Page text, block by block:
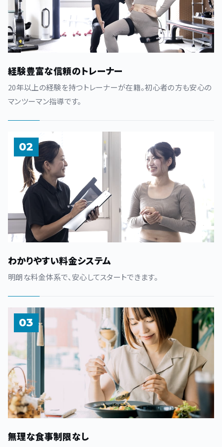
経験豊富な信頼のトレーナー
20年以上の経験を持つトレーナーが在籍。初心者の方も安心の
マンツーマン指導です。
02
わかりやすい料金システム
明朗な料金体系で、安心してスタートできます。
03
無理な食事制限なし